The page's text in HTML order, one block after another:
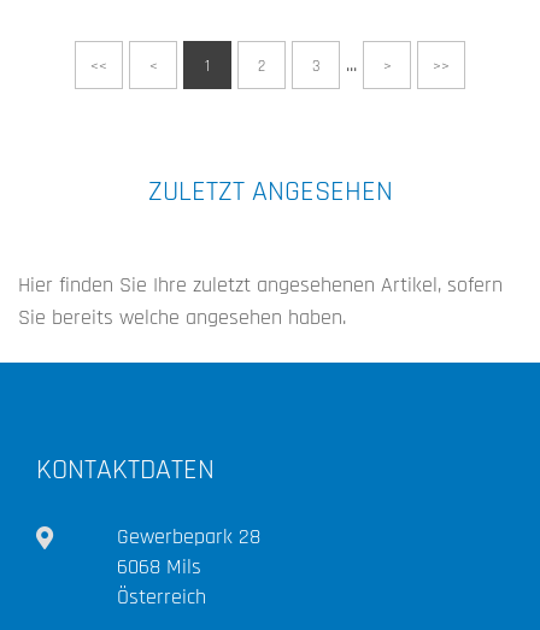
<< < 1 2 3 ... > >>
ZULETZT ANGESEHEN
Hier finden Sie Ihre zuletzt angesehenen Artikel, sofern
Sie bereits welche angesehen haben.
KONTAKTDATEN
Gewerbepark 28
6068 Mils
Österreich